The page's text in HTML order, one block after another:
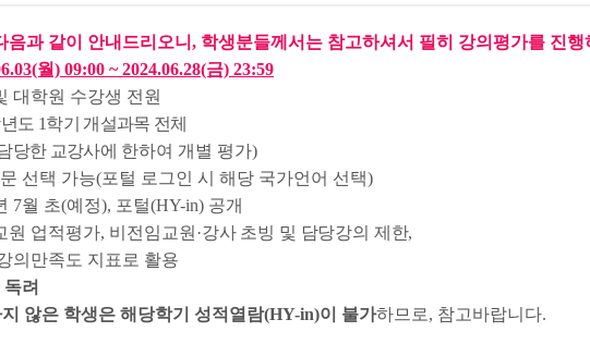
음과 같이 안내드리오니, 학생분들께서는 참고하셔서 필히 강의평가를 진
월) 09:00 ~ 2024.06.28(금) 23:59
대학원 수강생 전원
도 1학기 개설과목 전체
한 교강사에 한하여 개별 평가)
선택 가능(포털 로그인 시 해당 국가언어 선택)
7월 초(예정), 포털(HY-in) 공개
업적평가, 비전임교원 ·강사 초빙 및 담당강의 제한,
만족도 지표로 활용
려
않은 학생은 해당학기 성적열람(HY-in)이 불가하므로, 참고바랍니다.